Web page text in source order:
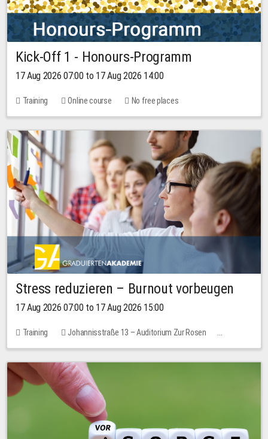
Kick-Off 1 - Honours-Programm
17 Aug 2026 07:00 to 17 Aug 2026 14:00
Training Online course No free places
Stress reduzieren – Burnout vorbeugen
17 Aug 2026 07:00 to 17 Aug 2026 15:00
Training
Johannisstraße 13 – Auditorium Zur Rosen
2 places
10.00 EUR